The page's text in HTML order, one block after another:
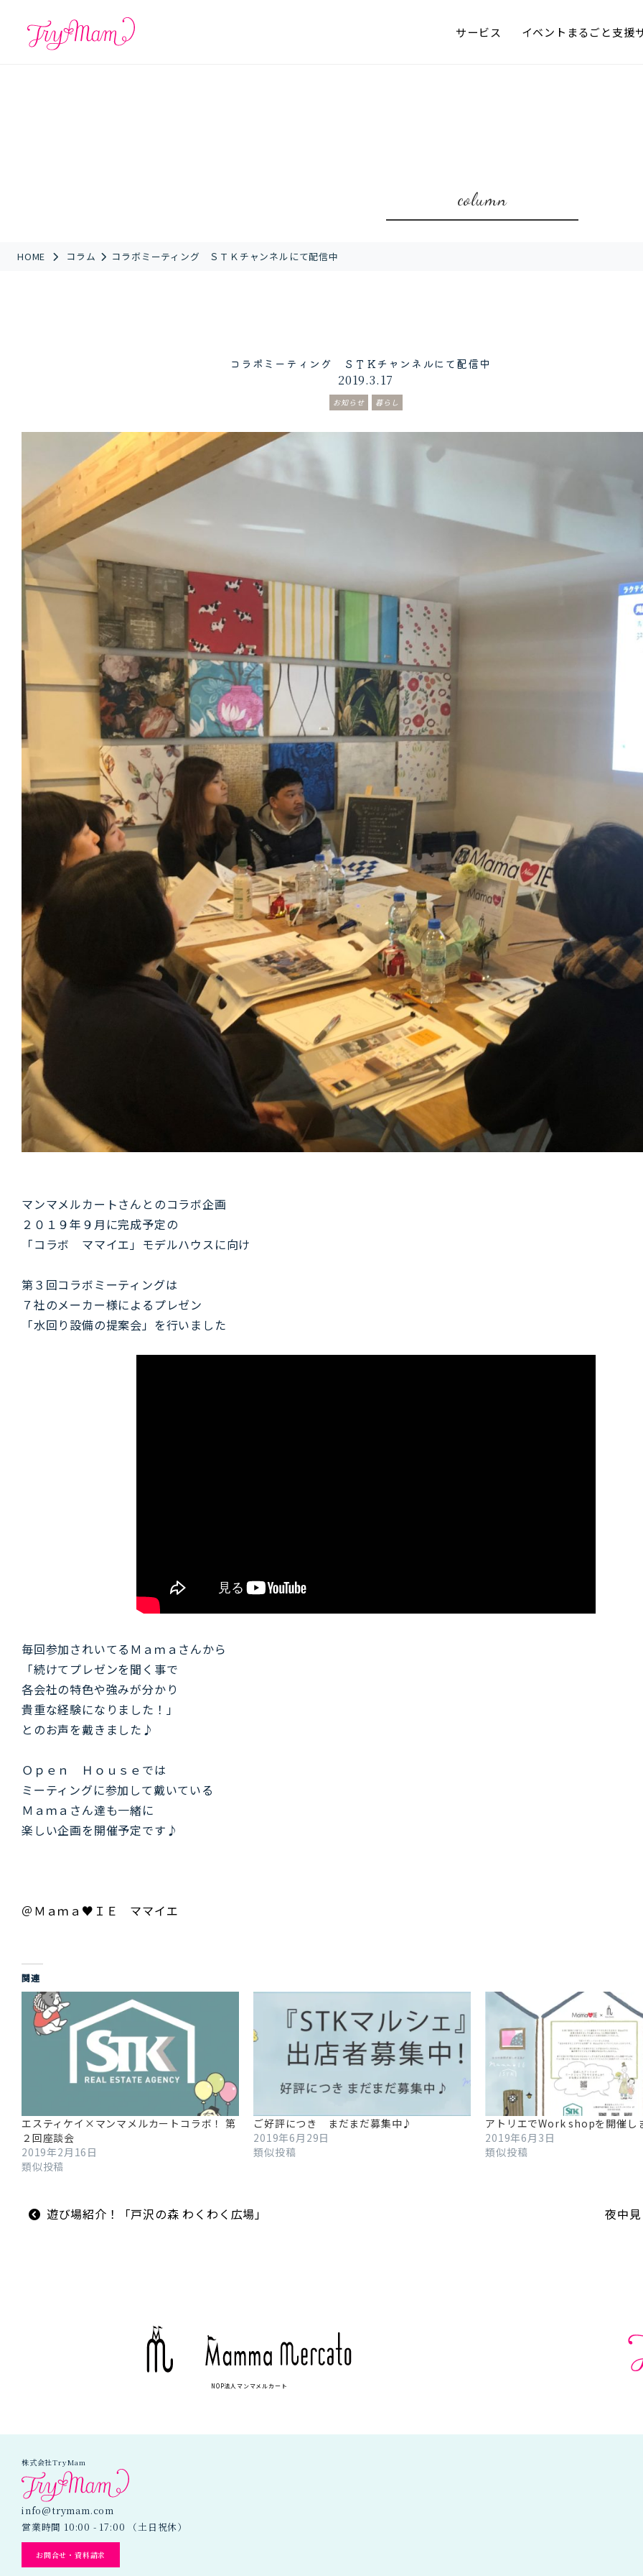
サービス イベントまるごと支援
column
HOME コラム コラボミーティング ＳＴＫチャンネルにて配信中
コラボミーティング ＳＴＫチャンネルにて配信中
2019.3.17
お知らせ 暮らし
マンマメルカートさんとのコラボ企画
２０１９年９月に完成予定の
「コラボ ママイエ」モデルハウスに向け
第３回コラボミーティングは
７社のメーカー様によるプレゼン
「水回り設備の提案会」を行いました
毎回参加されいてるＭａｍａさんから
「続けてプレゼンを聞く事で
各会社の特色や強みが分かり
貴重な経験になりました！」
とのお声を戴きました♪
Ｏｐｅｎ Ｈｏｕｓｅでは
ミーティングに参加して戴いている
Ｍａｍａさん達も一緒に
楽しい企画を開催予定です♪
＠Ｍａｍａ♥ＩＥ ママイエ
関連
エスティケイ×マンマメルカートコラボ！ 第
２回座談会
2019年2月16日
類似投稿
ご好評につき まだまだ募集中♪
2019年6月29日
類似投稿
アトリエでWork shopを開催し
2019年6月3日
類似投稿
稿 遊び場紹介！「戸沢の森 わくわく広場」 夜中
NOP法人マンマメルカート
株式会社TryMam
info@trymam.com
営業時間 10:00 - 17:00 （土日祝休）
お問合せ・資料請求